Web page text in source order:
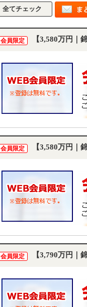
会員限定 【3,580万円｜
会員限定 【3,580万円｜
会員限定 【3,790万円｜